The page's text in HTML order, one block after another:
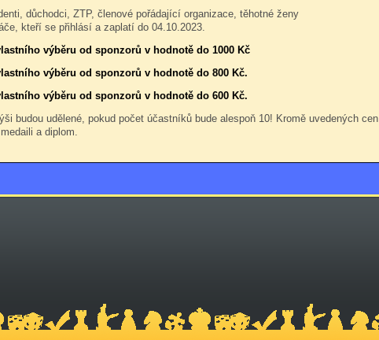
důchodci, ZTP, členové pořádající organizace, těhotné ženy
kteří se přihlásí a zaplatí do 04.10.2023.
výběru od sponzorů v hodnotě do 1000 Kč
výběru od sponzorů v hodnotě do 800 Kč.
výběru od sponzorů v hodnotě do 600 Kč.
budou udělené, pokud počet účastníků bude alespoň 10! Kromě uvedených cen
a diplom.